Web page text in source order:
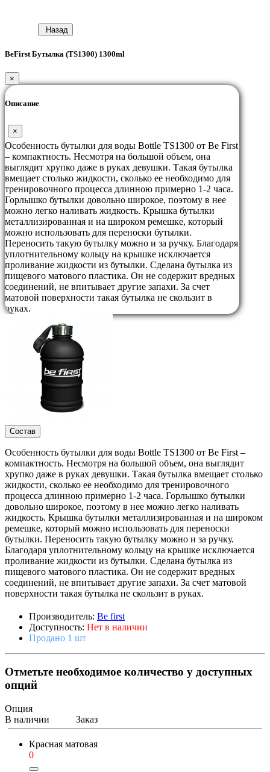
Назад
BeFirst Бутылка (TS1300) 1300ml
×
Описание
×
Особенность бутылки для воды Bottle TS1300 от Be First
– компактность. Несмотря на большой объем, она
выглядит хрупко даже в руках девушки. Такая бутылка
вмещает столько жидкости, сколько ее необходимо для
тренировочного процесса длинною примерно 1-2 часа.
Горлышко бутылки довольно широкое, поэтому в нее
можно легко наливать жидкость. Крышка бутылки
металлизированная и на широком ремешке, который
можно использовать для переноски бутылки.
Переносить такую бутылку можно и за ручку. Благодаря
уплотнительному кольцу на крышке исключается
проливание жидкости из бутылки. Сделана бутылка из
пищевого матового пластика. Он не содержит вредных
соединений, не впитывает другие запахи. За счет
матовой поверхности такая бутылка не скользит в
руках.
Состав
Особенность бутылки для воды Bottle TS1300 от Be First –
компактность. Несмотря на большой объем, она выглядит
хрупко даже в руках девушки. Такая бутылка вмещает столько
жидкости, сколько ее необходимо для тренировочного
процесса длинною примерно 1-2 часа. Горлышко бутылки
довольно широкое, поэтому в нее можно легко наливать
жидкость. Крышка бутылки металлизированная и на широком
ремешке, который можно использовать для переноски
бутылки. Переносить такую бутылку можно и за ручку.
Благодаря уплотнительному кольцу на крышке исключается
проливание жидкости из бутылки. Сделана бутылка из
пищевого матового пластика. Он не содержит вредных
соединений, не впитывает другие запахи. За счет матовой
поверхности такая бутылка не скользит в руках.
Производитель: Be first
Доступность: Нет в наличии
Продано 1 шт
Отметьте необходимое количество у доступных
опций
Опция
В наличии
Заказ
Красная матовая
0